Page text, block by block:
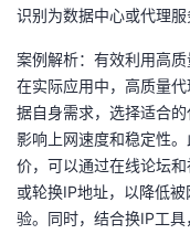
识别为数据中心或代理服
案例解析：有效利用高
在实际应用中，高质量
据自身需求，选择适合
影响上网速度和稳定性
价，可以通过在线论坛
或轮换IP地址，以降低
验。同时，结合换IP工